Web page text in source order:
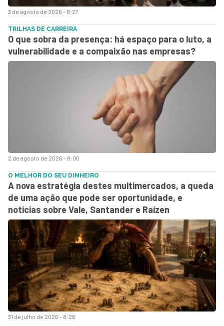
3 de agosto de 2026 - 8:27
2 de agosto de 2026 - 8:00
TRILHAS DE CARREIRA
O que sobra da presença: há espaço para o luto, a
vulnerabilidade e a compaixão nas empresas?
31 de julho de 2026 - 8:26
O MELHOR DO SEU DINHEIRO
A nova estratégia destes multimercados, a queda
de uma ação que pode ser oportunidade, e
notícias sobre Vale, Santander e Raízen